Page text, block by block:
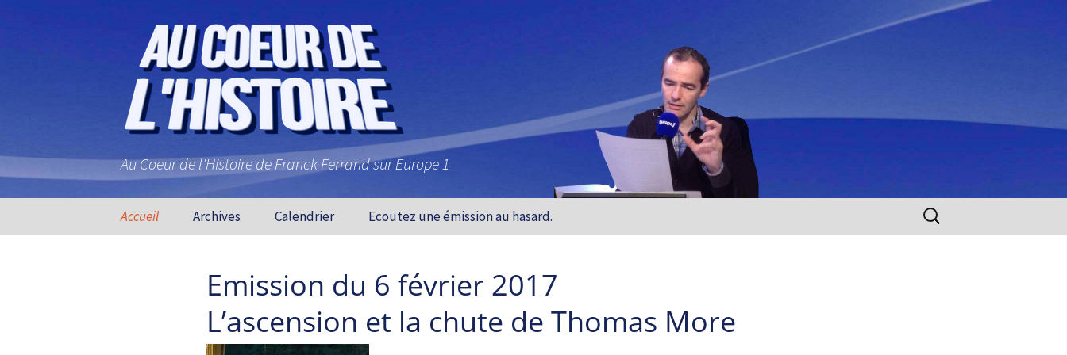
Au Coeur de l'Histoire de Franck Ferrand sur Europe 1
Aller au contenu principal
Accueil Archives Calendrier Ecoutez une émission au hasard. Rechercher :
Emission du 6 février 2017
L’ascension et la chute de Thomas More